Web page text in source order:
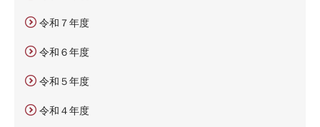
令和７年度
令和６年度
令和５年度
令和４年度